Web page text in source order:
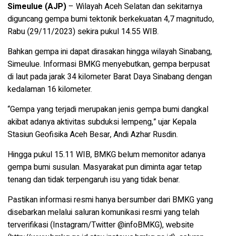
Simeulue (AJP) – Wilayah Aceh Selatan dan sekitarnya
diguncang gempa bumi tektonik berkekuatan 4,7 magnitudo,
Rabu (29/11/2023) sekira pukul 14.55 WIB.
Bahkan gempa ini dapat dirasakan hingga wilayah Sinabang,
Simeulue. Informasi BMKG menyebutkan, gempa berpusat
di laut pada jarak 34 kilometer Barat Daya Sinabang dengan
kedalaman 16 kilometer.
“Gempa yang terjadi merupakan jenis gempa bumi dangkal
akibat adanya aktivitas subduksi lempeng,” ujar Kepala
Stasiun Geofisika Aceh Besar, Andi Azhar Rusdin.
Hingga pukul 15.11 WIB, BMKG belum memonitor adanya
gempa bumi susulan. Masyarakat pun diminta agar tetap
tenang dan tidak terpengaruh isu yang tidak benar.
Pastikan informasi resmi hanya bersumber dari BMKG yang
disebarkan melalui saluran komunikasi resmi yang telah
terverifikasi (Instagram/Twitter @infoBMKG), website